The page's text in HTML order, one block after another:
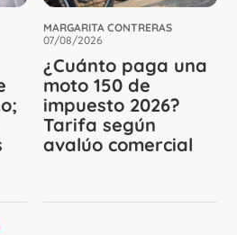
MARGARITA CONTRERAS
07/08/2026
¿Cuánto paga una
moto 150 de
impuesto 2026?
Tarifa según
avalúo comercial